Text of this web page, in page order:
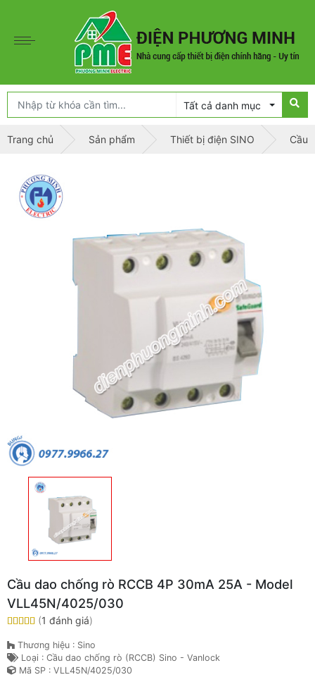
Tất cả danh mục
Trang chủ Sản phẩm Thiết bị điện SINO Cầu
Cầu dao chống rò RCCB 4P 30mA 25A - Model
VLL45N/4025/030
(1 đánh giá)
Thương hiệu : Sino
Loại : Cầu dao chống rò (RCCB) Sino - Vanlock
Mã SP : VLL45N/4025/030